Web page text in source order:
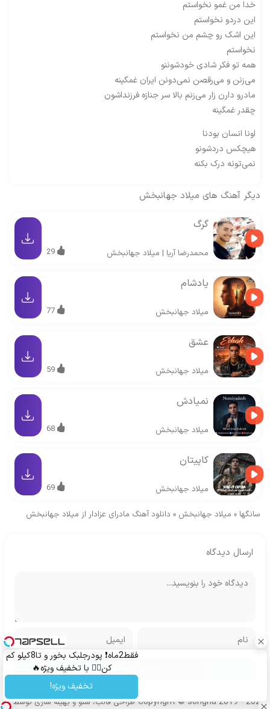
خدا من غمو نخواستم
این دردو نخواستم
این اشک رو چشم من نخواستم
نخواستم
همه تو فکر شادی خودشوننو
می‌زنن و می‌رقصن نمی‌دونن ایران غمگینه
مادرو دارن زار می‌زنم بالا سر جنازه فرزنداشون
چقدر غمگینه
اونا انسان بودنا
هیچکس دردشونو
نمی‌تونه درک بکنه
دیگر آهنگ های میلاد جهانبخش
گرگ
محمدرضا آریا | میلاد جهانبخش 29
یادشام
میلاد جهانبخش 77
عشق
میلاد جهانبخش 59
نمیادش
میلاد جهانبخش 68
کاپیتان
میلاد جهانبخش 69
سانگها » میلاد جهانبخش » دانلود آهنگ مادرای عزادار از میلاد جهانبخش
ارسال دیدگاه
فقط2ماه❗ پودرجلبک بخور و تا8کیلو کم
کن👌🏻 با تخفیف ویژه🔥
تخفیف ویژه!
Copyright © songha 2019 - 2024 طراحی قالب، سئو و بهینه سازی توسط